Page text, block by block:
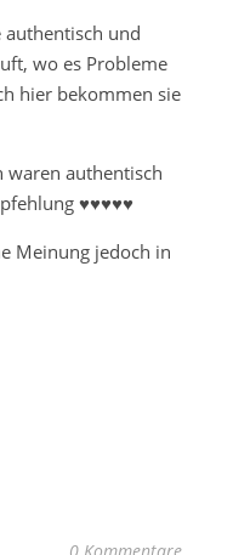
authentisch und
wo es Probleme
hier bekommen sie
waren authentisch
♥♥♥♥♥
Meinung jedoch in
0 Kommentare